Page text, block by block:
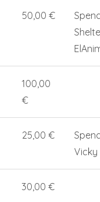
50,00 €
100,00
€
25,00 €
Vicky
30,00 €